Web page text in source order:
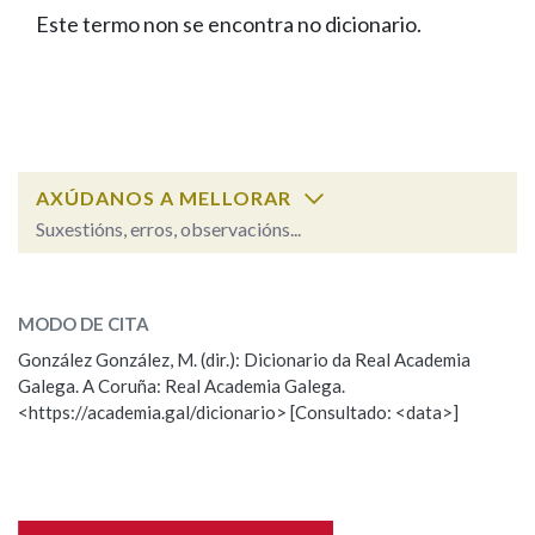
FIGURAS HOMENAXEADAS
PORTAL DAS PALABRAS
Facebook
TwitterYoutubeInstagram
Bluesky
BUSCAR NOS LEMAS
Remata por
BUSCAR NO CONTIDO
Nas definicións
Este termo non se encontra no dicionario.
AXÚDANOS A MELLORAR
Suxestións, erros, observacións...
Observación
Nome
MODO DE CITA
González González, M. (dir.): Dicionario da Real Academia
Galega. A Coruña: Real Academia Galega.
<https://academia.gal/dicionario> [Consultado: <data>]